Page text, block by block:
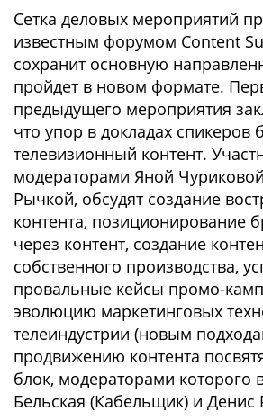
Сетка деловых мероприятий
известным форумом Content
сохранит основную
пройдет в новом формате.
предыдущего мероприятия
что упор в докладах спикеров
телевизионный контент.
модераторами Яной
Рычкой, обсудят создание
контента, позиционирование
через контент, создание
собственного производства,
провальные кейсы промо-
эволюцию маркетинговых
телеиндустрии (новым
продвижению контента
блок, модераторами которого
Бельская (Кабельщик) и Денис